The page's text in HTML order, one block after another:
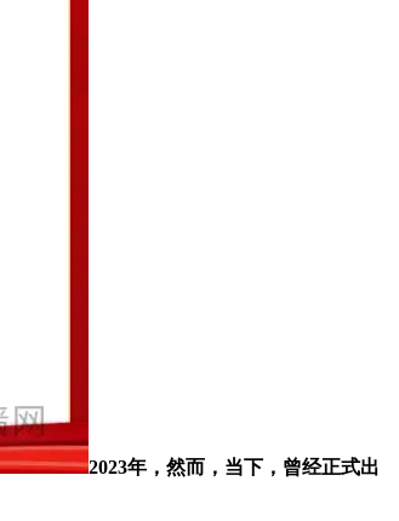
2023年，然而，当下，曾经正式出